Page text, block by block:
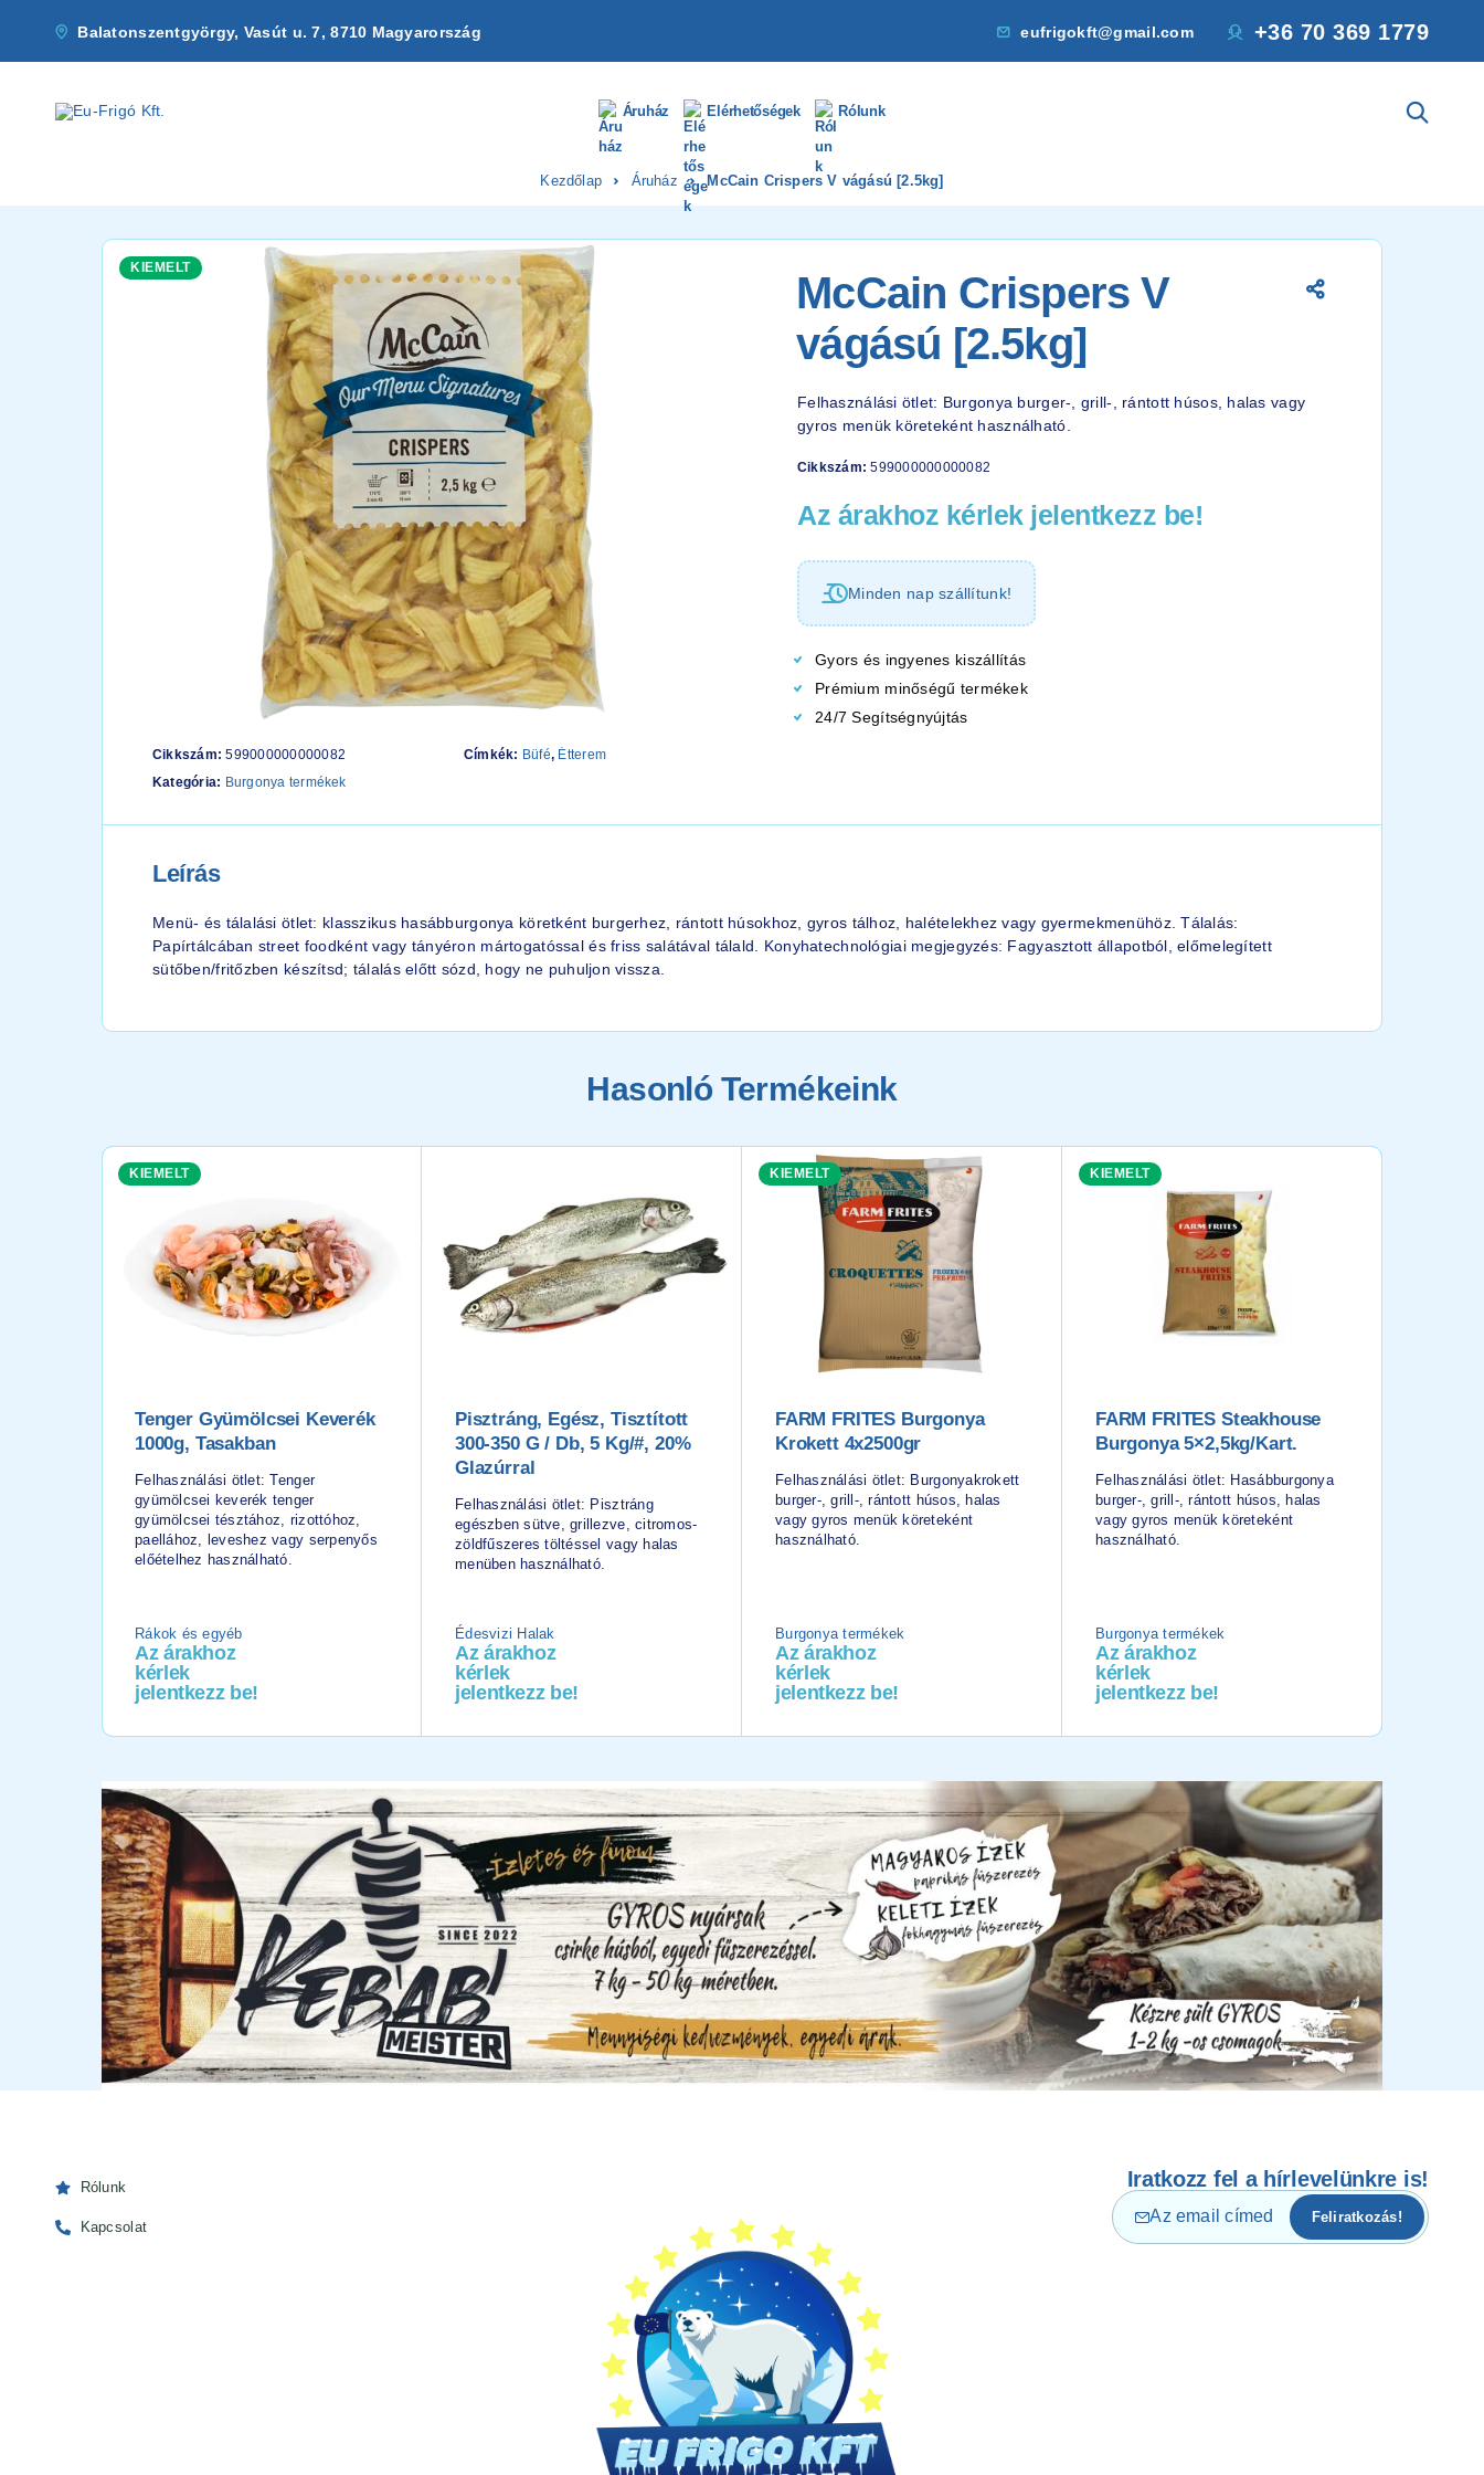
Balatonszentgyörgy, Vasút u. 7, 8710 Magyarország eufrigokft@gmail.com +36 70 369 1779
Áruház Elérhetőségek Rólunk
Kezdőlap Áruház McCain Crispers V vágású [2.5kg]
KIEMELT
Cikkszám:599000000000082
Kategória: Burgonya termékek
Címkék: Büfé, Étterem
McCain Crispers V
vágású [2.5kg]
Felhasználási ötlet: Burgonya burger-, grill-, rántott húsos, halas vagy
gyros menük köreteként használható.
Cikkszám:599000000000082
Az árakhoz kérlek jelentkezz be!
Minden nap szállítunk!
Gyors és ingyenes kiszállítás
Prémium minőségű termékek
24/7 Segítségnyújtás
Leírás
Menü- és tálalási ötlet: klasszikus hasábburgonya köretként burgerhez, rántott húsokhoz, gyros tálhoz, halételekhez vagy gyermekmenühöz. Tálalás:
Papírtálcában street foodként vagy tányéron mártogatóssal és friss salátával tálald. Konyhatechnológiai megjegyzés: Fagyasztott állapotból, előmelegített
sütőben/fritőzben készítsd; tálalás előtt sózd, hogy ne puhuljon vissza.
Hasonló Termékeink
KIEMELT
Tenger Gyümölcsei Keverék
1000g, Tasakban
Felhasználási ötlet: Tenger
gyümölcsei keverék tenger
gyümölcsei tésztához, rizottóhoz,
paellához, leveshez vagy serpenyős
előételhez használható.
Rákok és egyéb
Az árakhoz
kérlek
jelentkezz be!
Pisztráng, Egész, Tisztított
300-350 G / Db, 5 Kg/#, 20%
Glazúrral
Felhasználási ötlet: Pisztráng
egészben sütve, grillezve, citromos-
zöldfűszeres töltéssel vagy halas
menüben használható.
Édesvizi Halak
Az árakhoz
kérlek
jelentkezz be!
KIEMELT
FARM FRITES Burgonya
Krokett 4x2500gr
Felhasználási ötlet: Burgonyakrokett
burger-, grill-, rántott húsos, halas
vagy gyros menük köreteként
használható.
Burgonya termékek
Az árakhoz
kérlek
jelentkezz be!
KIEMELT
FARM FRITES Steakhouse
Burgonya 5×2,5kg/kart.
Felhasználási ötlet: Hasábburgonya
burger-, grill-, rántott húsos, halas
vagy gyros menük köreteként
használható.
Burgonya termékek
Az árakhoz
kérlek
jelentkezz be!
Rólunk
Kapcsolat
Iratkozz fel a hírlevelünkre is!